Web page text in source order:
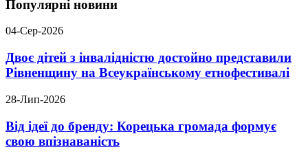
Популярні новини
04-Сер-2026
Двоє дітей з інвалідністю достойно представили
Рівненщину на Всеукраїнському етнофестивалі
28-Лип-2026
Від ідеї до бренду: Корецька громада формує
свою впізнаваність